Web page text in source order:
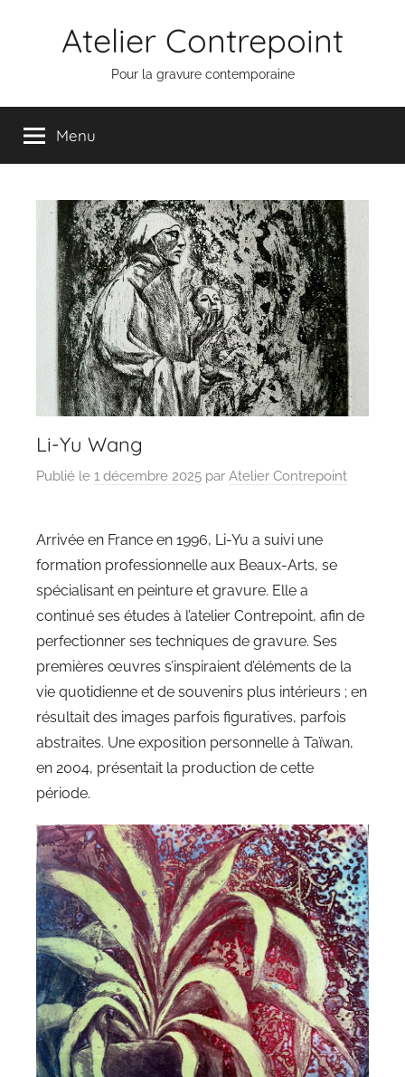
Atelier Contrepoint
Pour la gravure contemporaine
Menu
Li-Yu Wang
Publié le 1 décembre 2025 par Atelier Contrepoint
Arrivée en France en 1996, Li-Yu a suivi une
formation professionnelle aux Beaux-Arts, se
spécialisant en peinture et gravure. Elle a
continué ses études à l’atelier Contrepoint, afin de
perfectionner ses techniques de gravure. Ses
premières œuvres s’inspiraient d’éléments de la
vie quotidienne et de souvenirs plus intérieurs ; en
résultait des images parfois figuratives, parfois
abstraites. Une exposition personnelle à Taïwan,
en 2004, présentait la production de cette
période.